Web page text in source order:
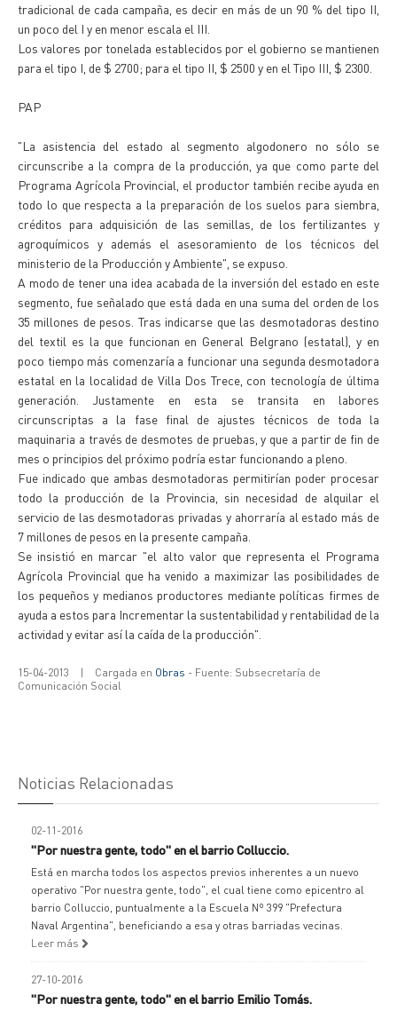
tradicional de cada campaña, es decir en más de un 90 % del tipo II,
un poco del I y en menor escala el III.
Los valores por tonelada establecidos por el gobierno se mantienen
para el tipo I, de $ 2700; para el tipo II, $ 2500 y en el Tipo III, $ 2300.
PAP
"La asistencia del estado al segmento algodonero no sólo se
circunscribe a la compra de la producción, ya que como parte del
Programa Agrícola Provincial, el productor también recibe ayuda en
todo lo que respecta a la preparación de los suelos para siembra,
créditos para adquisición de las semillas, de los fertilizantes y
agroquímicos y además el asesoramiento de los técnicos del
ministerio de la Producción y Ambiente", se expuso.
A modo de tener una idea acabada de la inversión del estado en este
segmento, fue señalado que está dada en una suma del orden de los
35 millones de pesos. Tras indicarse que las desmotadoras destino
del textil es la que funcionan en General Belgrano (estatal), y en
poco tiempo más comenzaría a funcionar una segunda desmotadora
estatal en la localidad de Villa Dos Trece, con tecnología de última
generación. Justamente en esta se transita en labores
circunscriptas a la fase final de ajustes técnicos de toda la
maquinaria a través de desmotes de pruebas, y que a partir de fin de
mes o principios del próximo podría estar funcionando a pleno.
Fue indicado que ambas desmotadoras permitirían poder procesar
todo la producción de la Provincia, sin necesidad de alquilar el
servicio de las desmotadoras privadas y ahorraría al estado más de
7 millones de pesos en la presente campaña.
Se insistió en marcar "el alto valor que representa el Programa
Agrícola Provincial que ha venido a maximizar las posibilidades de
los pequeños y medianos productores mediante políticas firmes de
ayuda a estos para Incrementar la sustentabilidad y rentabilidad de la
actividad y evitar así la caída de la producción".
15-04-2013 | Cargada en Obras - Fuente: Subsecretaría de
Comunicación Social
Noticias Relacionadas
02-11-2016
"Por nuestra gente, todo" en el barrio Colluccio.
Está en marcha todos los aspectos previos inherentes a un nuevo
operativo "Por nuestra gente, todo", el cual tiene como epicentro al
barrio Colluccio, puntualmente a la Escuela Nº 399 "Prefectura
Naval Argentina", beneficiando a esa y otras barriadas vecinas.
Leer más
27-10-2016
"Por nuestra gente, todo" en el barrio Emilio Tomás.